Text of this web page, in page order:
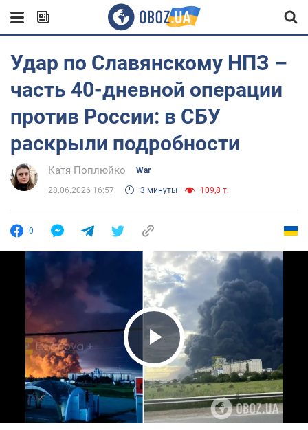
Удар по Славянскому НПЗ –
часть 40-дневной операции
против России: в СБУ
раскрыли подробности
Катя Поплюйко War
28.06.2026 16:57 3 минуты 109,8 т.
0
Play Video